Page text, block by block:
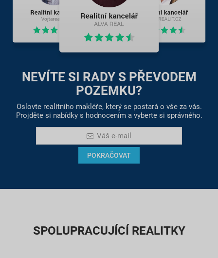
NEVÍTE SI RADY S PŘEVODEM
POZEMKU?
Oslovte realitního makléře, který se postará o vše za vás.
Projděte si nabídky s hodnocením a vyberte si správného.
Váš e-mail
POKRAČOVAT
SPOLUPRACUJÍCÍ REALITKY